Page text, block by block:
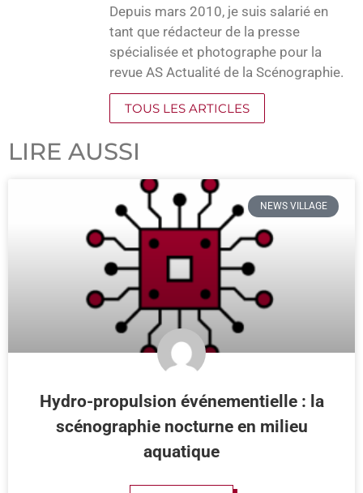
Depuis mars 2010, je suis salarié en
tant que rédacteur de la presse
spécialisée et photographe pour la
revue AS Actualité de la Scénographie.
TOUS LES ARTICLES
LIRE AUSSI
NEWS VILLAGE
Hydro-propulsion événementielle : la
scénographie nocturne en milieu
aquatique